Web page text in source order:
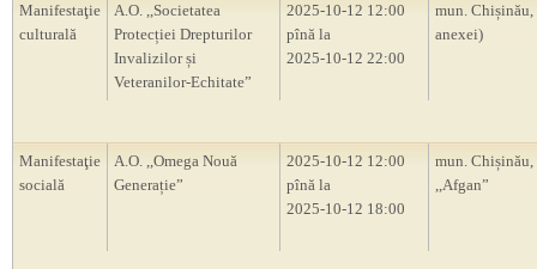
Manifestaţie
culturală
A.O. ,,Societatea
Protecției Drepturilor
Invalizilor și
Veteranilor-Echitate”
2025-10-12 12:00
pînă la
2025-10-12 22:00
mun.
anexei)
Manifestaţie
socială
A.O. ,,Omega Nouă
Generație”
2025-10-12 12:00
pînă la
2025-10-12 18:00
mun. Chișinău,
,,Afgan”